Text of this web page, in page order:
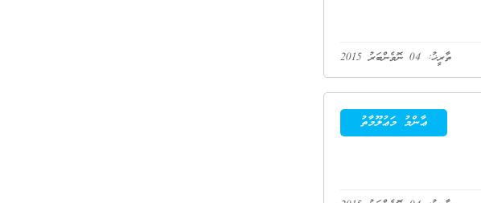
ތާރީޚު: 04 ނޮވެންބަރު 2015
ޢާންމު މަޢުލޫމާތު